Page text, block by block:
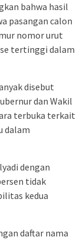
bahwa hasil
pasangan calon
nomor urut
tertinggi dalam
disebut
dan Wakil
terbuka terkait
dalam
dengan
tidak
kedua
daftar nama